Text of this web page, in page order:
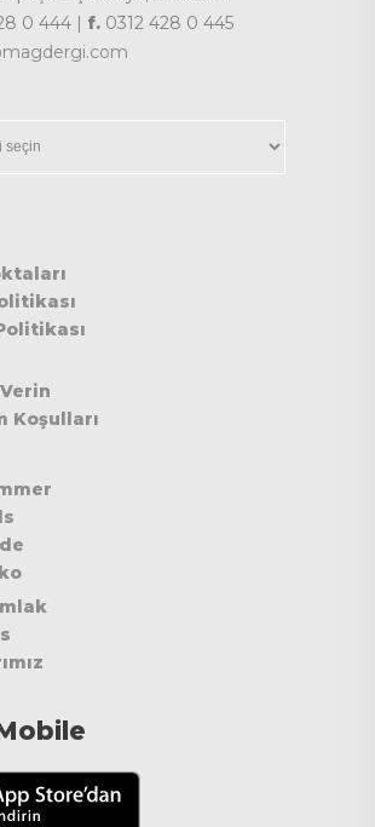
0 444 | f. 0312 428 0 445
Koşulları